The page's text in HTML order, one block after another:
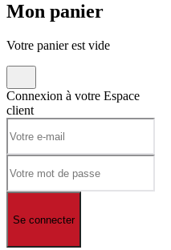
Mon panier
Votre panier est vide
Connexion à votre Espace
client
Se connecter